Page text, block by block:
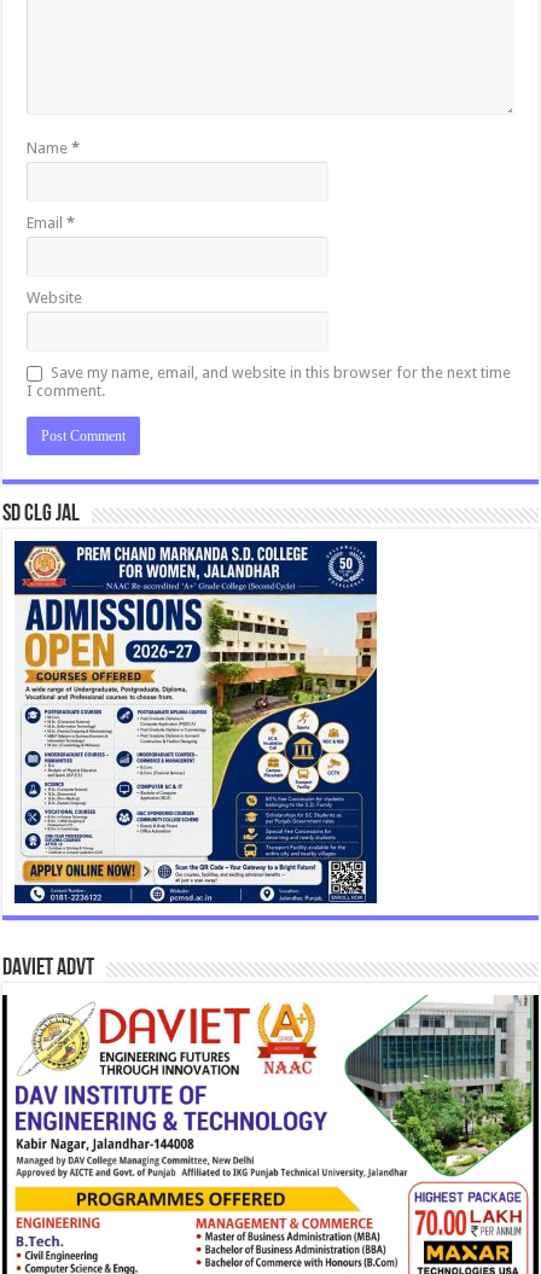
Name*
Email*
Website
Save my name, email, and website in this browser for the next time
I comment.
SD CLG JAL
DAVIET Advt